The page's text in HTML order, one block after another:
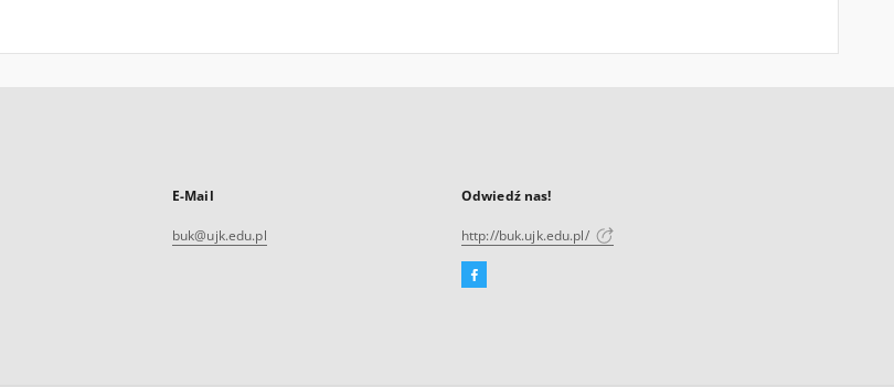
E-Mail
buk@ujk.edu.pl
Odwiedź nas!
http://buk.ujk.edu.pl/
Facebook